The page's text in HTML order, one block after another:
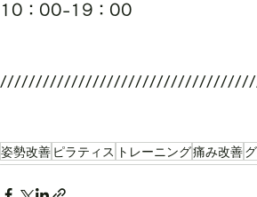
10：00-19：00
姿勢改善 ピラティス トレーニング痛み改善